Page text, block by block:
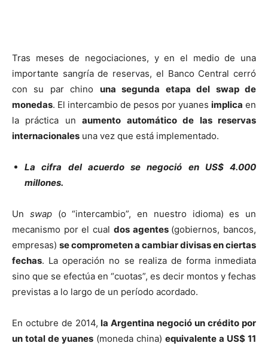
Tras meses de negociaciones, y en el medio de una
importante sangría de reservas, el Banco Central cerró
con su par chino una segunda etapa del swap de
monedas. El intercambio de pesos por yuanes implica en
la práctica unaumento automático de las reservas
internacionales una vez que está implementado.
La cifra del acuerdo se negoció en US$ 4.000
millones.
Un swap(o “intercambio”, en nuestro idioma) es un
mecanismo por el cual dos agentes (gobiernos, bancos,
empresas) se comprometen a cambiar divisas en ciertas
fechas. La operación no se realiza de forma inmediata
sino que se efectúa en “cuotas”, es decir montos y fechas
previstas a lo largo de un período acordado.
En octubre de 2014, la Argentina negoció un crédito por
un total de yuanes (moneda china) equivalente a US$ 11